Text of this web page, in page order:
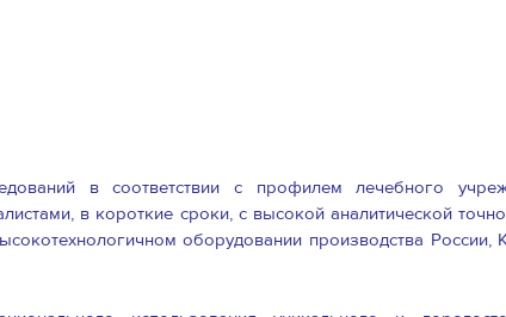
в соответствии с профилем лечебного
в короткие сроки, с высокой аналитической
оборудовании производства России,